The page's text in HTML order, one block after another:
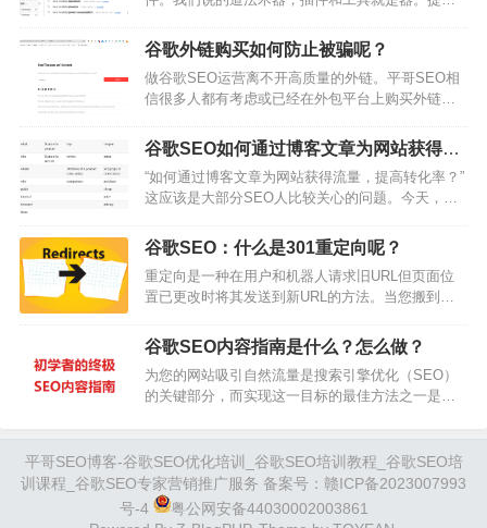
词池制造业企业首先要确定一个合适的关键词池。
关键词池的确定需要根据企业的产品类型、目标客
户群体等因素来选择。可以使用一些关…
倍，如虎添翼。keywordseverywhere这个插件付费
才有下图功能，基础版之前是一年20刀，现在涨价
了一年好像60刀，付费账号支持五个人同时用（给
其他伙伴用，通过分享密钥实现），也就是可以五
个伙伴组团买，就便宜了。在谷歌搜索框搜索关键
词的时候，实时显示这个关键…
谷歌外链购买如何防止被骗呢？
做谷歌SEO运营离不开高质量的外链。平哥SEO相
信很多人都有考虑或已经在外包平台上购买外链。
和渠道。但不知道你们有没有发现，虽然给某个页
面做了很多外链，可工具却不一定能查到。这里面
原因很多，可能是工具抓取不到，外链没收录，或
是外链付款后还没被收录就删了。前两者还好，可
以归咎于工具或时间，而最后一个算是实打实地被
骗了，尤其是guest post外链被删。…
谷歌SEO如何通过博客文章为网站获得流
量和转化？
“如何通过博客文章为网站获得流量，提高转化率？”
这应该是大部分SEO人比较关心的问题。今天，平
排名前三且有流量的博客文章。一.什么是博客文章
我相信点开这篇文章的人对博客文章都有一定的概
念，所以我这边只提供了一版比较简洁的定义：1、
发布在网站blog版块的文章，新闻稿，指南等；2、
通常涵盖一个特定的话题或疑问，具有教育性质；
3、字数在500到2000字以…
谷歌SEO：什么是301重定向呢？
重定向是一种在用户和机器人请求旧URL但页面位
置已更改时将其发送到新URL的方法。当您搬到美
置邮件转发。如果有人向您的旧地址发送邮件，
USPS将查看他们的邮件转发规则并意识到您不再居
住在旧地址。他们会收取邮件并将其递送到您的新
位置而不是旧位置。这也是重定向的工作原理。用
谷歌SEO内容指南是什么？怎么做？
为您的网站吸引自然流量是搜索引擎优化（SEO）
的关键部分，而实现这一目标的最佳方法之一是通
好的SEO内容？这就是我们今天要回答的问题。请
继续关注平哥SEO，了解更多关于如何为搜索引擎
（和人）写好的内容，在这个SEO内容指南中。什
么是SEO内容？为什么内容对SEO很重要？15 SEO
平哥SEO博客-谷歌SEO优化培训_谷歌SEO培训教程_谷歌SEO培
训课程_谷歌SEO专家营销推广服务 备案号： 赣ICP备2023007993
号-4
粤公网安备44030002003861